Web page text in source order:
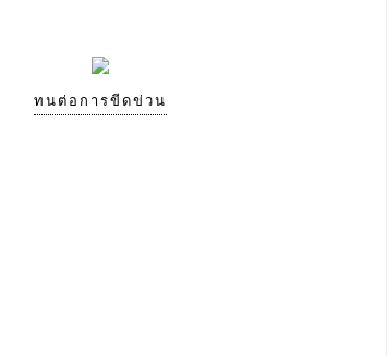
ทนต่อการขีดข่วน